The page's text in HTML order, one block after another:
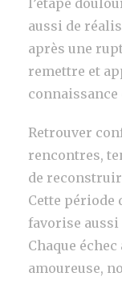
l’étape
aussi de
après une
remettre et
connaissance
Retrouver
rencontres,
de
Cette
favorise aussi
Chaque
amoureuse,